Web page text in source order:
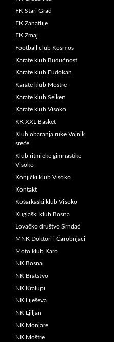
FK Stari Grad
FK Zanatlije
FK Zmaj
Football club Kosmos
Karate klub Budućnost
Karate klub Fudokan
Karate klub Moštre
Karate klub Seiken
Karate klub Visoko
KK XXL Basket
Klub obaranja ruke Vojnik
sreće
Klub ritmičke gimnastike
Visoko
Konjički klub Visoko
Kontakt
Košarkaški klub Visoko
Kuglaški klub Bosna
Lovačko društvo Srndać
MNK Doktori i Čarobnjaci
Moto klub Karo
NK Bosna
NK Bratstvo
NK Kralupi
NK Liješeva
NK Ljiljan
NK Monjare
NK Moštre